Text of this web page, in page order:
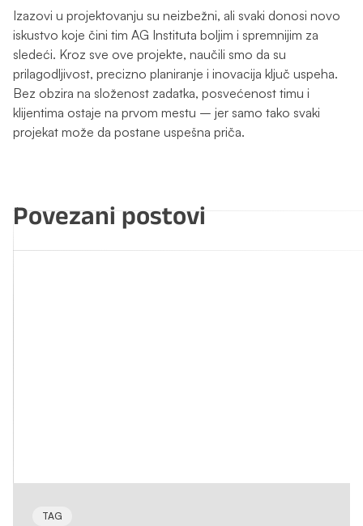
Izazovi u projektovanju su neizbežni, ali svaki donosi novo
iskustvo koje čini tim AG Instituta boljim i spremnijim za
sledeći. Kroz sve ove projekte, naučili smo da su
prilagodljivost, precizno planiranje i inovacija ključ uspeha.
Bez obzira na složenost zadatka, posvećenost timu i
klijentima ostaje na prvom mestu – jer samo tako svaki
projekat može da postane uspešna priča.
Povezani postovi
TAG